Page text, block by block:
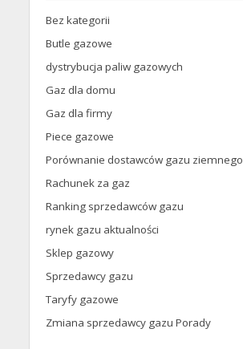
Bez kategorii
Butle gazowe
dystrybucja paliw gazowych
Gaz dla domu
Gaz dla firmy
Piece gazowe
Porównanie dostawców gazu ziemnego
Rachunek za gaz
Ranking sprzedawców gazu
rynek gazu aktualności
Sklep gazowy
Sprzedawcy gazu
Taryfy gazowe
Zmiana sprzedawcy gazu Porady